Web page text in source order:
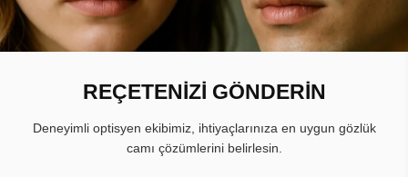
REÇETENİZİ GÖNDERİN
Deneyimli optisyen ekibimiz, ihtiyaçlarınıza en uygun gözlük
camı çözümlerini belirlesin.